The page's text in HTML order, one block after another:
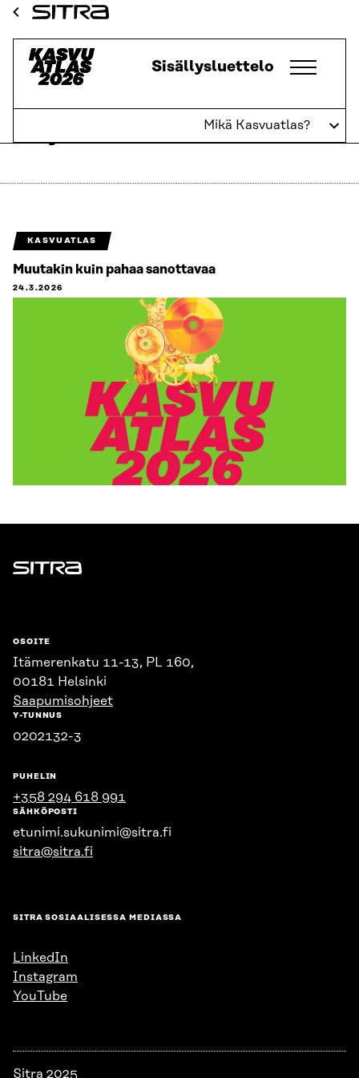
Siirry
sisältöön
Sitra
Kasvuatlas
Mikä Kasvuatlas?
Sisällysluettelo
KASVUATLAS
Muutakin kuin pahaa sanottavaa
24.3.2026
Sitra
OSOITE
Itämerenkatu 11-13, PL 160,
00181 Helsinki
Saapumisohjeet
Y-TUNNUS
0202132-3
PUHELIN
+358 294 618 991
SÄHKÖPOSTI
etunimi.sukunimi@sitra.fi
sitra@sitra.fi
SITRA SOSIAALISESSA MEDIASSA
LinkedIn
Instagram
YouTube
Sitra 2025